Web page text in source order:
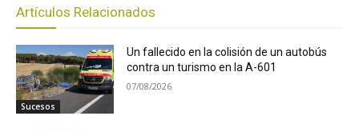
Artículos Relacionados
Sucesos
Un fallecido en la colisión de un autobús
contra un turismo en la A-601
07/08/2026